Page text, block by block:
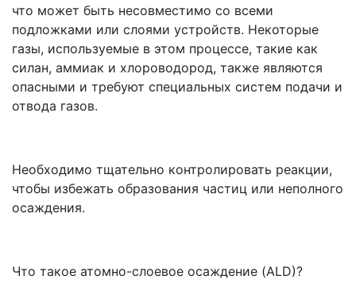
что может быть несовместимо со всеми
подложками или слоями устройств. Некоторые
газы, используемые в этом процессе, такие как
силан, аммиак и хлороводород, также являются
опасными и требуют специальных систем подачи и
отвода газов.
Необходимо тщательно контролировать реакции,
чтобы избежать образования частиц или неполного
осаждения.
Что такое атомно-слоевое осаждение (ALD)?